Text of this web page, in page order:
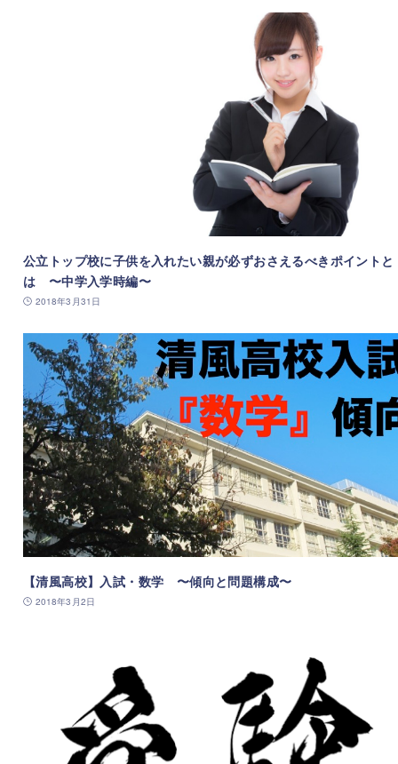
公立トップ校に子供を入れたい親が必ずおさえるべきポイントと
は 〜中学入学時編〜
2018年3月31日
【清風高校】入試・数学 〜傾向と問題構成〜
2018年3月2日